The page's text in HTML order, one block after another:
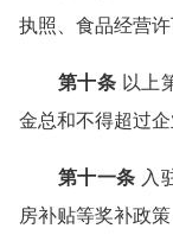
执照、食品经营
第十条 以上
金总和不得超过企
第十一条 入
房补贴等奖补政